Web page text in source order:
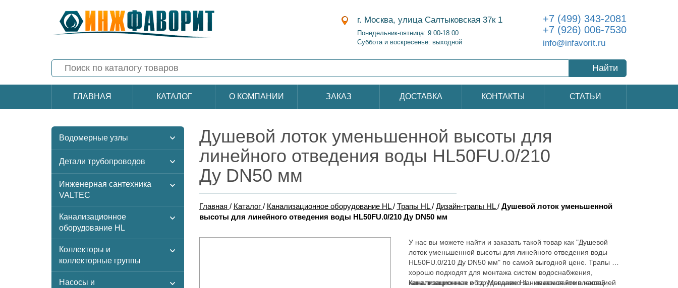
г. Москва, улица Салтыковская 37к 1
Понедельник-пятница: 9:00-18:00
Суббота и воскресенье: выходной
+7 (499) 343-2081
+7 (926) 006-7530
info@infavorit.ru
Найти
ГЛАВНАЯ КАТАЛОГ О КОМПАНИИ ЗАКАЗ ДОСТАВКА КОНТАКТЫ СТАТЬИ
Водомерные узлы
Детали трубопроводов
Инженерная сантехника
VALTEC
Канализационное
оборудование HL
Коллекторы и
коллекторные группы
Насосы и
Душевой лоток уменьшенной высоты для
линейного отведения воды HL50FU.0/210
Ду DN50 мм
Главная / Каталог / Канализационное оборудование HL / Трапы HL / Дизайн-трапы HL / Душевой лоток уменьшенной
высоты для линейного отведения воды HL50FU.0/210 Ду DN50 мм
У нас вы можете найти и заказать такой товар как "Душевой
лоток уменьшенной высоты для линейного отведения воды
HL50FU.0/210 Ду DN50 мм" по самой выгодной цене. Трапы HL -
хорошо подходят для монтажа систем водоснабжения,
канализационных и т.д. Мы давно занимаемся комплектацией
Канализационное оборудование HL - заказывайте в нашей